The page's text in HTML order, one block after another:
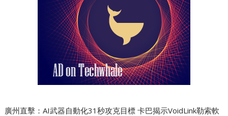
廣州直擊：AI武器自動化31秒攻克目標 卡巴揭示VoidLink勒索軟